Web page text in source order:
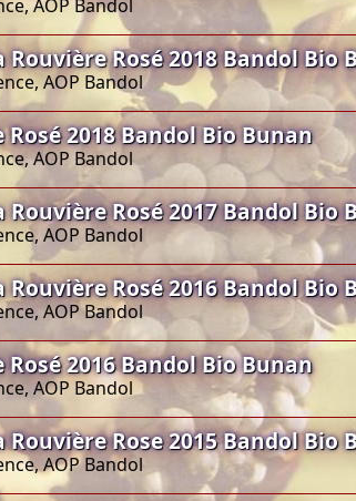
AOP Bandol
Rosé 2018 Bandol Bio
AOP Bandol
2018 Bandol Bio Bunan
AOP Bandol
Rosé 2017 Bandol Bio
AOP Bandol
Rosé 2016 Bandol Bio
AOP Bandol
2016 Bandol Bio Bunan
AOP Bandol
Rose 2015 Bandol Bio
AOP Bandol